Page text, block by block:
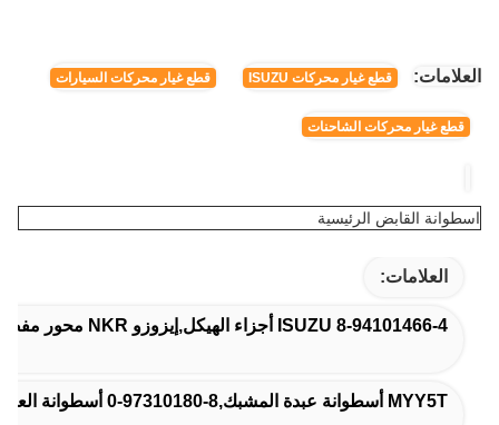
العلامات: قطع غيار محركات ISUZU قطع غيار محركات السيارات
قطع غيار محركات الشاحنات
اسطوانة القابض الرئيسية
العلامات:
8-94101466-4 ISUZU أجزاء الهيكل,إيزوزو NKR محور مفصل,إيزوزو أجزاء هيكل محور مفصل
MYY5T أسطوانة عبدة المشبك,8-97310180-0 أسطوانة العبيد,أسطوانة إسوزو للعبيد